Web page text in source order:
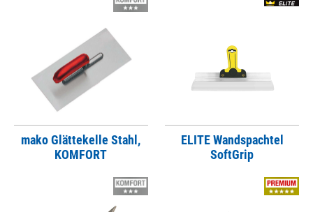
mako Glättekelle Stahl,
KOMFORT
ELITE Wandspachtel
SoftGrip